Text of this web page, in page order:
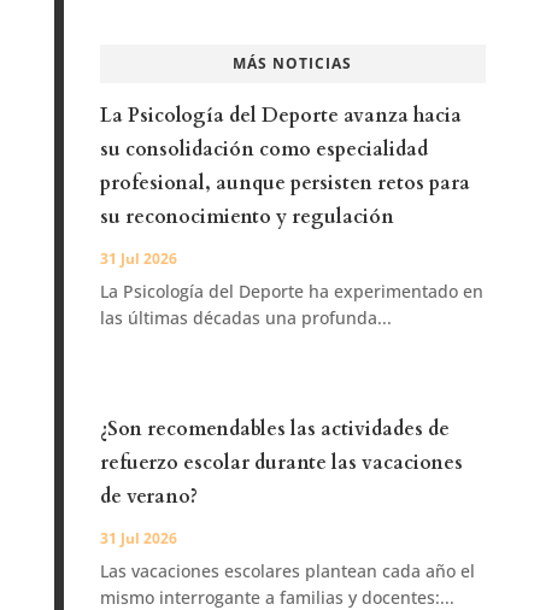
MÁS NOTICIAS
La Psicología del Deporte avanza hacia
su consolidación como especialidad
profesional, aunque persisten retos para
su reconocimiento y regulación
31 Jul 2026
La Psicología del Deporte ha experimentado en
las últimas décadas una profunda...
¿Son recomendables las actividades de
refuerzo escolar durante las vacaciones
de verano?
31 Jul 2026
Las vacaciones escolares plantean cada año el
mismo interrogante a familias y docentes:...